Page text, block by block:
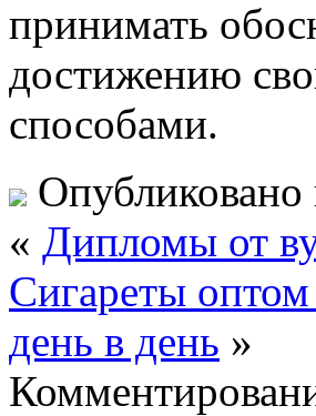
принимать
достижению
способами.
« Дипломы от
Сигареты
день в день »